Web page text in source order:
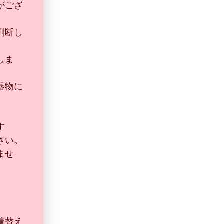
ござ
断し
ま
物に
。
せ
え